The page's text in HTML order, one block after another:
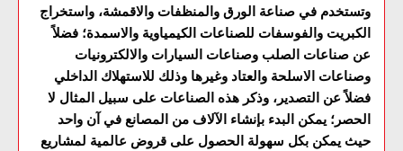
وتستخدم في صناعة الورق والمنظفات والاقمشة، واستخراج
الكبريت والفوسفات للصناعات الكيمياوية والاسمدة؛ فضلاً
عن صناعات الصلب وصناعات السيارات والالكترونيات
وصناعات الاسلحة والعتاد وغيرها وذلك للاستهلاك الداخلي
فضلاً عن التصدير، وذكر هذه الصناعات على سبيل المثال لا
الحصر؛ يمكن البدء بإنشاء الآلاف من المصانع في آن واحد
حيث يمكن بكل سهولة الحصول على قروض عالمية لمشاريع